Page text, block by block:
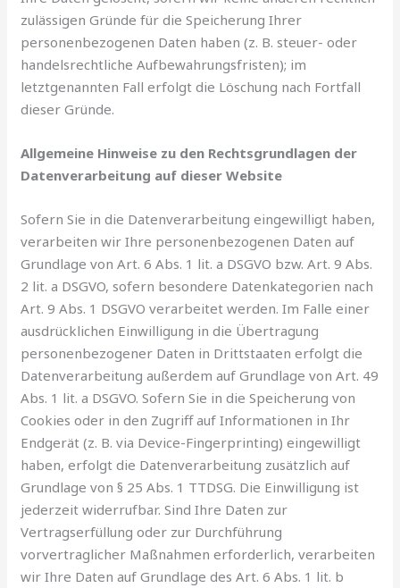
zulässigen Gründe für die Speicherung Ihrer
personenbezogenen Daten haben (z. B. steuer- oder
handelsrechtliche Aufbewahrungsfristen); im
letztgenannten Fall erfolgt die Löschung nach Fortfall
dieser Gründe.
Allgemeine Hinweise zu den Rechtsgrundlagen der
Datenverarbeitung auf dieser Website
Sofern Sie in die Datenverarbeitung eingewilligt haben,
verarbeiten wir Ihre personenbezogenen Daten auf
Grundlage von Art. 6 Abs. 1 lit. a DSGVO bzw. Art. 9 Abs.
2 lit. a DSGVO, sofern besondere Datenkategorien nach
Art. 9 Abs. 1 DSGVO verarbeitet werden. Im Falle einer
ausdrücklichen Einwilligung in die Übertragung
personenbezogener Daten in Drittstaaten erfolgt die
Datenverarbeitung außerdem auf Grundlage von Art. 49
Abs. 1 lit. a DSGVO. Sofern Sie in die Speicherung von
Cookies oder in den Zugriff auf Informationen in Ihr
Endgerät (z. B. via Device-Fingerprinting) eingewilligt
haben, erfolgt die Datenverarbeitung zusätzlich auf
Grundlage von § 25 Abs. 1 TTDSG. Die Einwilligung ist
jederzeit widerrufbar. Sind Ihre Daten zur
Vertragserfüllung oder zur Durchführung
vorvertraglicher Maßnahmen erforderlich, verarbeiten
wir Ihre Daten auf Grundlage des Art. 6 Abs. 1 lit. b